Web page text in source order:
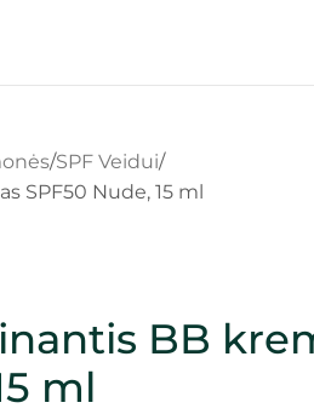
SPF Veidui
SPF50 Nude, 15 ml
BB
ml